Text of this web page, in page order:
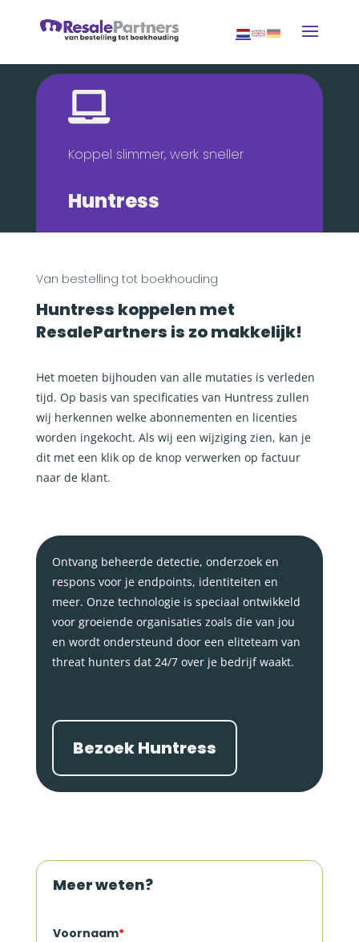
Koppel slimmer, werk sneller
Huntress

Van bestelling tot boekhouding
Huntress koppelen met
ResalePartners is zo makkelijk!
Het moeten bijhouden van alle mutaties is verleden
tijd. Op basis van specificaties van Huntress zullen
wij herkennen welke abonnementen en licenties
worden ingekocht. Als wij een wijziging zien, kan je
dit met een klik op de knop verwerken op factuur
naar de klant.
Ontvang beheerde detectie, onderzoek en
respons voor je endpoints, identiteiten en
meer. Onze technologie is speciaal ontwikkeld
voor groeiende organisaties zoals die van jou
en wordt ondersteund door een eliteteam van
threat hunters dat 24/7 over je bedrijf waakt.
Bezoek Huntress
Meer weten?
Voornaam*